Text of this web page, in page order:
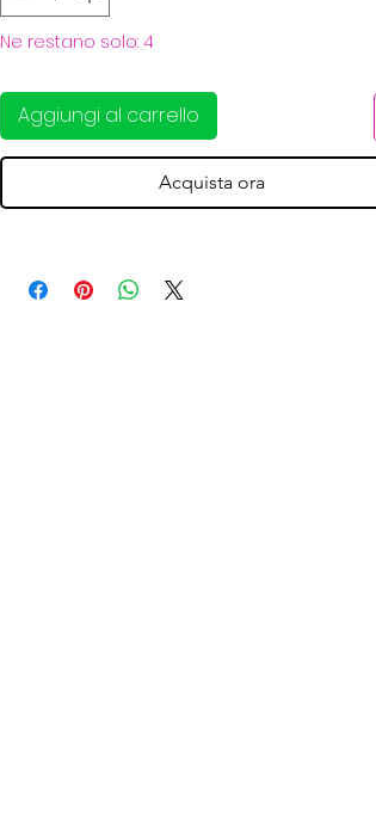
Ne restano solo: 4
Aggiungi al carrello
Acquista ora